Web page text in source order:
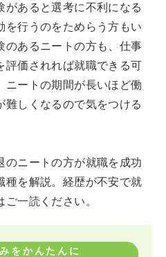
があると選考に不利になる
を行うのをためらう方もい
のあるニートの方も、仕事
評価されれば就職できる可
ニートの期間が長いほど働
難しくなるので気をつける
のニートの方が就職を成功
種を解説。経歴が不安で就
一読ください。
をかんたんに